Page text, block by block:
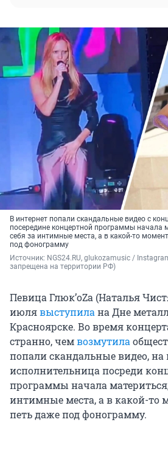
В интернет попали скандальные видео с
посередине концертной программы начала
себя за интимные места, а в какой-то
под фонограмму
Источник: NGS24.RU, glukozamusic /
запрещена на территории РФ)
Певица Глюк’oZа (Наталья
июлявыступилана Дне
Красноярске. Во время
странно, чемвозмутила
попали скандальные видео, на
исполнительница посреди
программы начала материться,
интимные места, а в какой-то
петь даже под фонограмму.